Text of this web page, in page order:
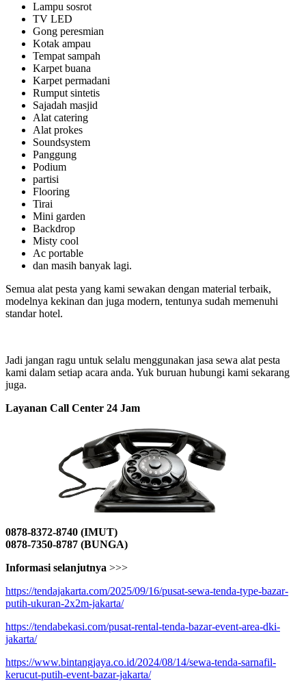
Lampu sosrot
TV LED
Gong peresmian
Kotak ampau
Tempat sampah
Karpet buana
Karpet permadani
Rumput sintetis
Sajadah masjid
Alat catering
Alat prokes
Soundsystem
Panggung
Podium
partisi
Flooring
Tirai
Mini garden
Backdrop
Misty cool
Ac portable
dan masih banyak lagi.
Semua alat pesta yang kami sewakan dengan material terbaik,
modelnya kekinan dan juga modern, tentunya sudah memenuhi
standar hotel.
Jadi jangan ragu untuk selalu menggunakan jasa sewa alat pesta
kami dalam setiap acara anda. Yuk buruan hubungi kami sekarang
juga.
Layanan Call Center 24 Jam
0878-8372-8740 (IMUT)
0878-7350-8787 (BUNGA)
Informasi selanjutnya >>>
https://tendajakarta.com/2025/09/16/pusat-sewa-tenda-type-bazar-
putih-ukuran-2x2m-jakarta/
https://tendabekasi.com/pusat-rental-tenda-bazar-event-area-dki-
jakarta/
https://www.bintangjaya.co.id/2024/08/14/sewa-tenda-sarnafil-
kerucut-putih-event-bazar-jakarta/